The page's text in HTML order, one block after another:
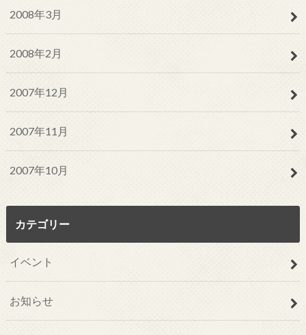
2008年3月
2008年2月
2007年12月
2007年11月
2007年10月
カテゴリー
イベント
お知らせ